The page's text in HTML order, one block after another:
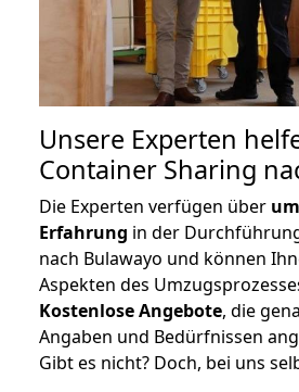
Unsere Experten
Container Sharing
Die Experten verfügen über
Erfahrung in der
nach Bulawayo und können
Aspekten des
Kostenlose Angebote, die
Angaben und Bedürfnissen
Gibt es nicht? Doch, bei uns